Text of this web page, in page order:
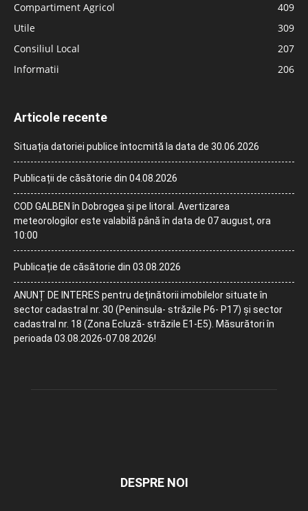
Compartiment Agricol
409
Utile
309
Consiliul Local
207
Informatii
206
Articole recente
Situația datoriei publice întocmită la data de 30.06.2026
Publicații de căsătorie din 04.08.2026
COD GALBEN în Dobrogea și pe litoral. Avertizarea
meteorologilor este valabilă până în data de 07 august, ora
10:00
Publicație de căsătorie din 03.08.2026
ANUNȚ DE INTERES pentru deținătorii imobilelor situate în
sector cadastral nr. 30 (Peninsula- străzile P6- P17) și sector
cadastral nr. 18 (Zona Ecluză- străzile E1-E5). Măsurători în
perioada 03.08.2026-07.08.2026!
DESPRE NOI